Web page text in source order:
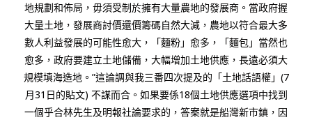
地規劃和佈局，毋須受制於擁有大量農地的發展商。當政府握
大量土地，發展商討價還價籌碼自然大減，農地以符合最大多
數人利益發展的可能性愈大，「麵粉」愈多，「麵包」當然也
愈多，政府要建立土地儲備，大幅增加土地供應，長遠必須大
規模填海造地。”這論調與我三番四次提及的「土地話語權」(7
月31日的貼文) 不謀而合。如果要係18個土地供應選項中找到
一個乎合林先生及明報社論要求的，答案就是船灣新市鎮，因